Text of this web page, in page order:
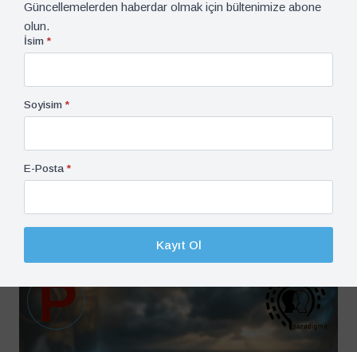
İşitsel-Görsel, Paradigma Podcast, Podcast 4 Ağustos 2026
Ufkun Ötesinde: İsrail Uzay Programının Stratejik
Güvenlik Rolünün Değerlendirilmesi
Güncellemelerden haberdar olmak için bültenimize abone
olun.
İsim *
Soyisim *
E-Posta *
Kayıt Ol